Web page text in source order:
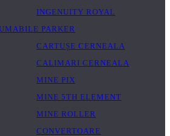
INGENUITY ROYAL
PARKER
CARTUȘE CERNEALA
CALIMARI CERNEALA
MINE PIX
MINE 5TH ELEMENT
MINE ROLLER
CONVERTOARE